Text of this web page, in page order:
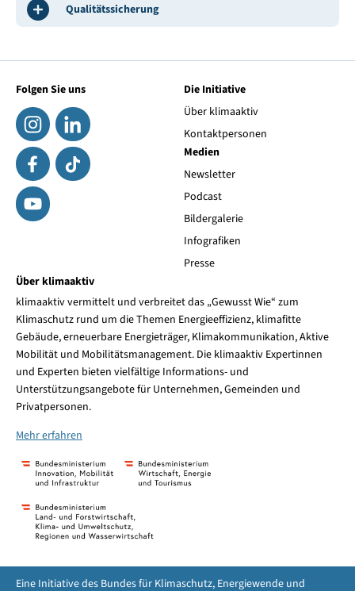
Qualitätssicherung
Folgen Sie uns
Die Initiative
Über klimaaktiv
Kontaktpersonen
Medien
Newsletter
Podcast
Bildergalerie
Infografiken
Presse
Über klimaaktiv
klimaaktiv vermittelt und verbreitet das „Gewusst Wie“ zum
Klimaschutz rund um die Themen Energieeffizienz, klimafitte
Gebäude, erneuerbare Energieträger, Klimakommunikation, Aktive
Mobilität und Mobilitätsmanagement. Die klimaaktiv Expertinnen
und Experten bieten vielfältige Informations- und
Unterstützungsangebote für Unternehmen, Gemeinden und
Privatpersonen.
Mehr erfahren
Eine Initiative des Bundes für Klimaschutz, Energiewende und